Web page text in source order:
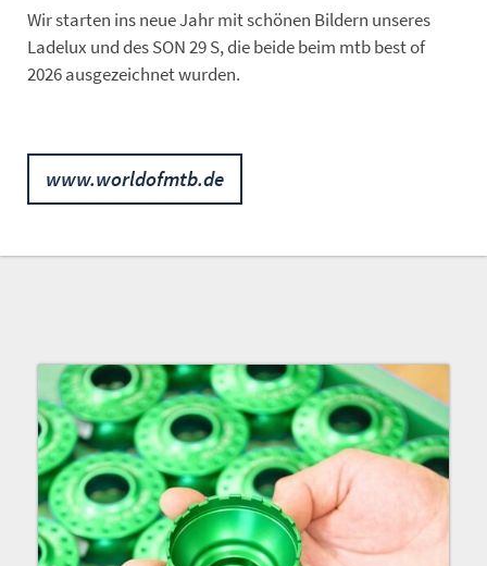
Wir starten ins neue Jahr mit schönen Bildern unseres
Ladelux und des SON 29 S, die beide beim mtb best of
2026 ausgezeichnet wurden.
www.worldofmtb.de